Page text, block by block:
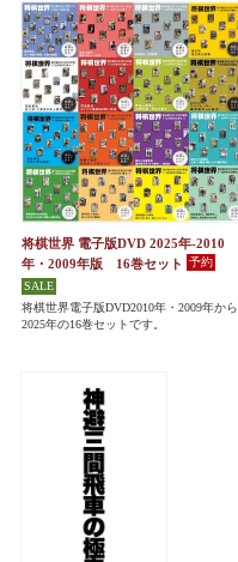
将棋世界 電子版DVD 2025年-2010
年・2009年版 16巻セット
将棋世界電子版DVD2010年・2009年から
2025年の16巻セットです。